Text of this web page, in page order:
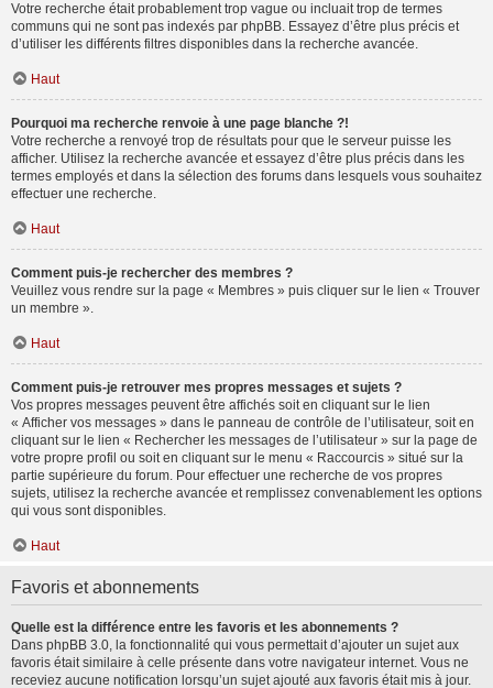
Votre recherche était probablement trop vague ou incluait trop de termes
communs qui ne sont pas indexés par phpBB. Essayez d’être plus précis et
d’utiliser les différents filtres disponibles dans la recherche avancée.
Haut
Pourquoi ma recherche renvoie à une page blanche ?!
Votre recherche a renvoyé trop de résultats pour que le serveur puisse les
afficher. Utilisez la recherche avancée et essayez d’être plus précis dans les
termes employés et dans la sélection des forums dans lesquels vous souhaitez
effectuer une recherche.
Haut
Comment puis-je rechercher des membres ?
Veuillez vous rendre sur la page « Membres » puis cliquer sur le lien « Trouver
un membre ».
Haut
Comment puis-je retrouver mes propres messages et sujets ?
Vos propres messages peuvent être affichés soit en cliquant sur le lien
« Afficher vos messages » dans le panneau de contrôle de l’utilisateur, soit en
cliquant sur le lien « Rechercher les messages de l’utilisateur » sur la page de
votre propre profil ou soit en cliquant sur le menu « Raccourcis » situé sur la
partie supérieure du forum. Pour effectuer une recherche de vos propres
sujets, utilisez la recherche avancée et remplissez convenablement les options
qui vous sont disponibles.
Haut
Favoris et abonnements
Quelle est la différence entre les favoris et les abonnements ?
Dans phpBB 3.0, la fonctionnalité qui vous permettait d’ajouter un sujet aux
favoris était similaire à celle présente dans votre navigateur internet. Vous ne
receviez aucune notification lorsqu’un sujet ajouté aux favoris était mis à jour.